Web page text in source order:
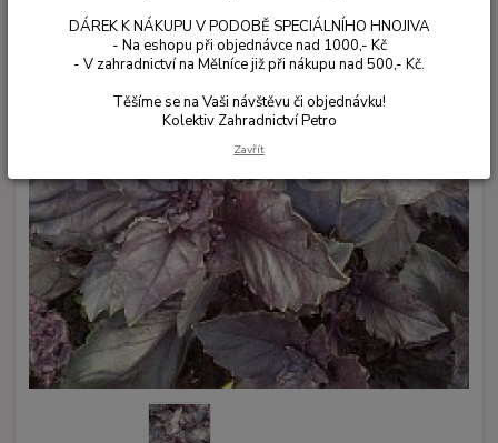
DÁREK K NÁKUPU V PODOBĚ SPECIÁLNÍHO HNOJIVA
- Na eshopu při objednávce nad 1000,- Kč
- V zahradnictví na Mělníce již při nákupu nad 500,- Kč.
Těšíme se na Vaši návštěvu či objednávku!
Kolektiv Zahradnictví Petro
Zavřít